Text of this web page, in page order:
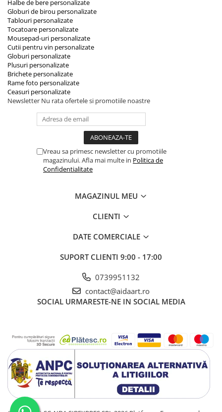
Halbe de bere personalizate
Globuri de birou personalizate
Tablouri personalizate
Tocatoare personalizate
Mousepad-uri personalizate
Cutii pentru vin personalizate
Globuri personalizate
Plusuri personalizate
Brichete personalizate
Rame foto personalizate
Ceasuri personalizate
Newsletter Nu rata ofertele si promotiile noastre
Vreau sa primesc newsletter cu promotiile
magazinului. Afla mai multe in Politica de
Confidentialitate
MAGAZINUL MEU
CLIENTI
DATE COMERCIALE
SUPORT CLIENTI 9:00 - 17:00
0739951132
contact@aidaart.ro
SOCIAL URMARESTE-NE IN SOCIAL MEDIA